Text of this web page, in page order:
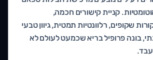
קניית קישורים חכמה,
שקופים, רלוונטיות תמטית, גיוון טבעי
בונה פרופיל בריא שכמעט לעולם לא